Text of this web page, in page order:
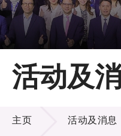
主页
关于LSCM
技术商品化
活动及
活动及消息
主页 活动及消息